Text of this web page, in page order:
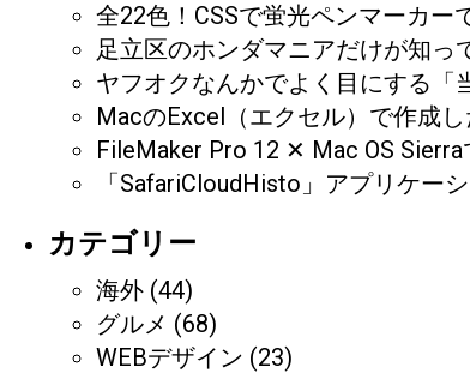
全22色！CSSで蛍光ペンマーカー
足立区のホンダマニアだけが知っ
ヤフオクなんかでよく目にする「
MacのExcel（エクセル）で作成
FileMaker Pro 12 ✕ Mac OS
「SafariCloudHisto」アプリケー
カテゴリー
海外 (44)
グルメ (68)
WEBデザイン (23)